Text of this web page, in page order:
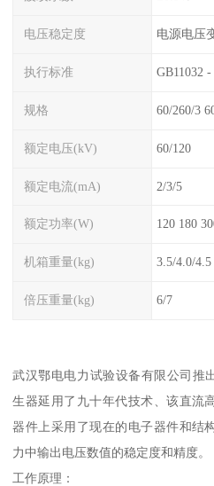
电压稳定度 电源电压
执行标准 GB11032 -
规格 60/260/3
额定电压(kV) 60/120
额定电流(mA) 2/3/5
额定功率(W) 120 180
机箱重量(kg) 3.5/4.0/4.5
倍压重量(kg) 6/7
武汉鄂电电力试验设备有限公司推
生器延用了九十年代技术、该直流
器件上采用了现在的电子器件和结
力中输出电压数值的稳定度和精度。
工作原理：